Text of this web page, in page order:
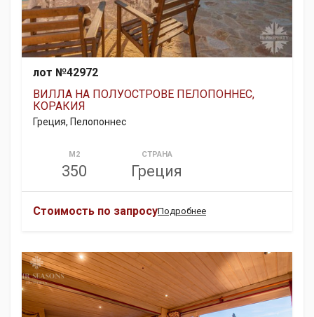
лот №42972
ВИЛЛА НА ПОЛУОСТРОВЕ ПЕЛОПОННЕС,
КОРАКИЯ
Греция, Пелопоннес
М2
350
СТРАНА
Греция
Стоимость по запросуПодробнее